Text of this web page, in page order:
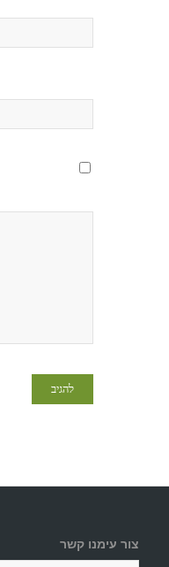
צור עימנו קשר